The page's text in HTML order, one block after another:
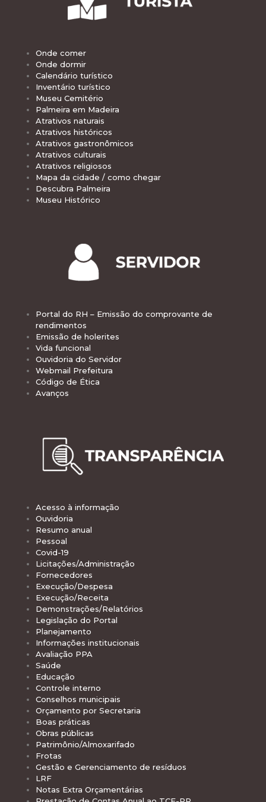
Onde comer
Onde dormir
Calendário turístico
Inventário turístico
Museu Cemitério
Palmeira em Madeira
Atrativos naturais
Atrativos históricos
Atrativos gastronômicos
Atrativos culturais
Atrativos religiosos
Mapa da cidade / como chegar
Descubra Palmeira
Museu Histórico
Portal do RH – Emissão do comprovante de
rendimentos
Emissão de holerites
Vida funcional
Ouvidoria do Servidor
Webmail Prefeitura
Código de Ética
Avanços
Acesso à informação
Ouvidoria
Resumo anual
Pessoal
Covid-19
Licitações/Administração
Fornecedores
Execução/Despesa
Execução/Receita
Demonstrações/Relatórios
Legislação do Portal
Planejamento
Informações institucionais
Avaliação PPA
Saúde
Educação
Controle interno
Conselhos municipais
Orçamento por Secretaria
Boas práticas
Obras públicas
Patrimônio/Almoxarifado
Frotas
Gestão e Gerenciamento de resíduos
LRF
Notas Extra Orçamentárias